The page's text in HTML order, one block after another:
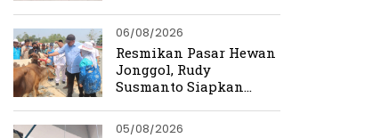
2026
06/08/2026
Resmikan Pasar Hewan
Jonggol, Rudy
Susmanto Siapkan
Ekonomi Baru
05/08/2026